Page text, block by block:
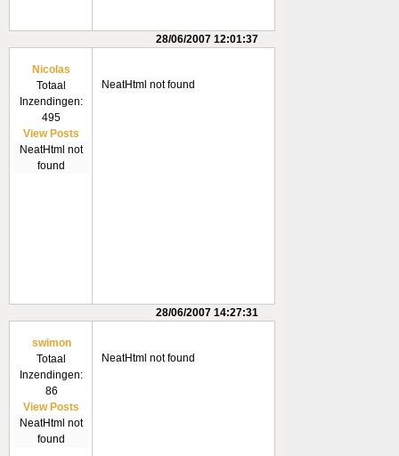
28/06/2007 12:01:37
Nicolas
Totaal
Inzendingen:
495
View Posts
NeatHtml not
found
NeatHtml not found
28/06/2007 14:27:31
swimon
Totaal
Inzendingen:
86
View Posts
NeatHtml not
found
NeatHtml not found